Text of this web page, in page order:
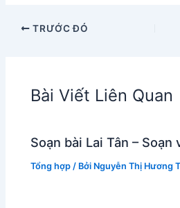
TRƯỚC ĐÓ
Bài Viết Liên Quan
Soạn bài Lai Tân – Soạn
Tổng hợp / Bởi Nguyễn Thị Hương